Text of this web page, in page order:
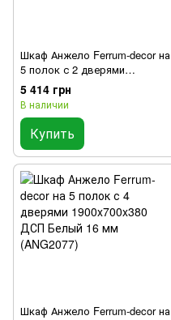
Шкаф Анжело Ferrum-decor на
5 полок с 2 дверями
1900x700x380 ДСП Белый 16
мм (ANG2070)
5 414 грн
В наличии
Купить
Шкаф Анжело Ferrum-decor на